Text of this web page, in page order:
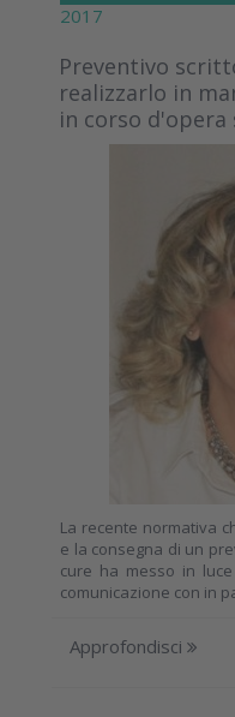
2017
Preventivo
realizzarlo in
in corso d'opera
La recente normativa
e la consegna di un
cure ha messo in
comunicazione con in
Approfondisci